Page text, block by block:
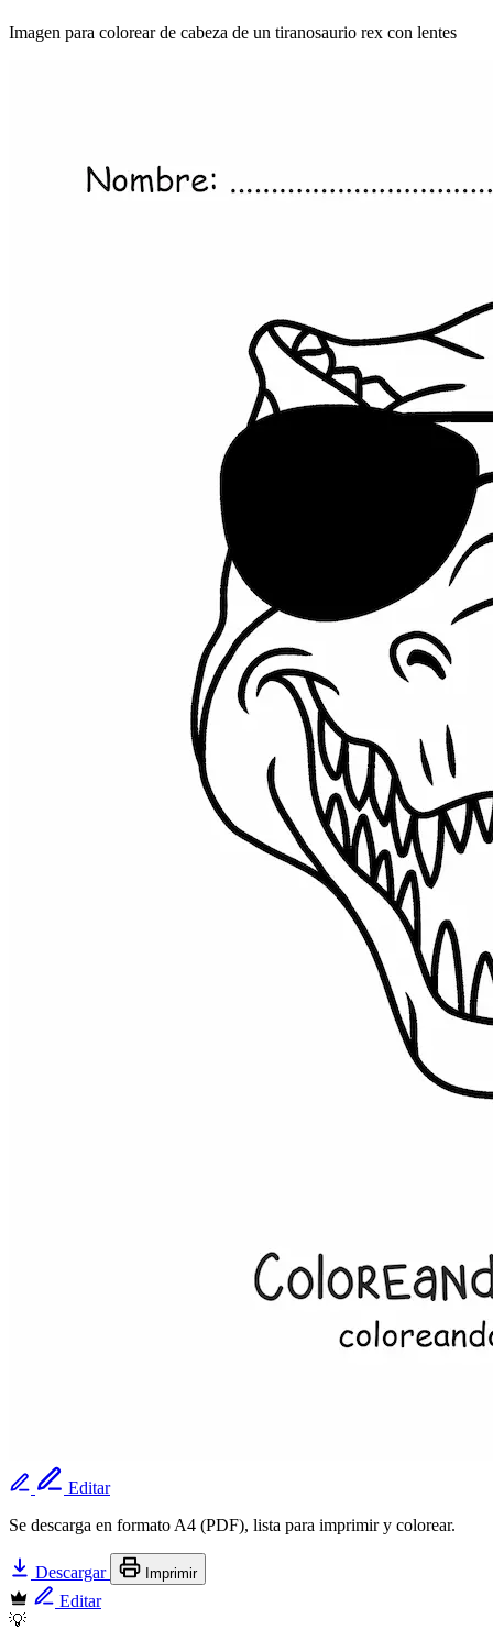
Imagen para colorear de cabeza de un tiranosaurio rex con lentes
Editar
Se descarga en formato A4 (PDF), lista para imprimir y colorear.
Descargar Imprimir
Editar
💡